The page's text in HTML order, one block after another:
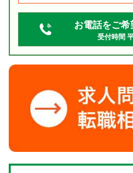
お電話をご
受付時間